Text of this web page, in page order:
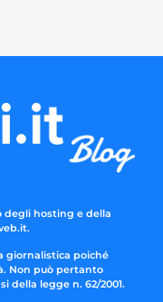
degli hosting e della
giornalistica poiché
Non può pertanto
della legge n. 62/2001.